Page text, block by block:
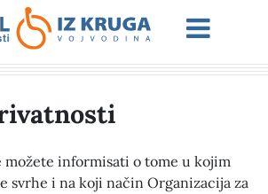
možete informisati o tome u kojim
svrhe i na koji način Organizacija za